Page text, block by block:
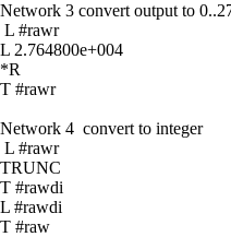
Network 3 convert output to
L #rawr
L 2.764800e+004
*R
T #rawr
Network 4 convert to integer
L #rawr
TRUNC
T #rawdi
L #rawdi
T #raw